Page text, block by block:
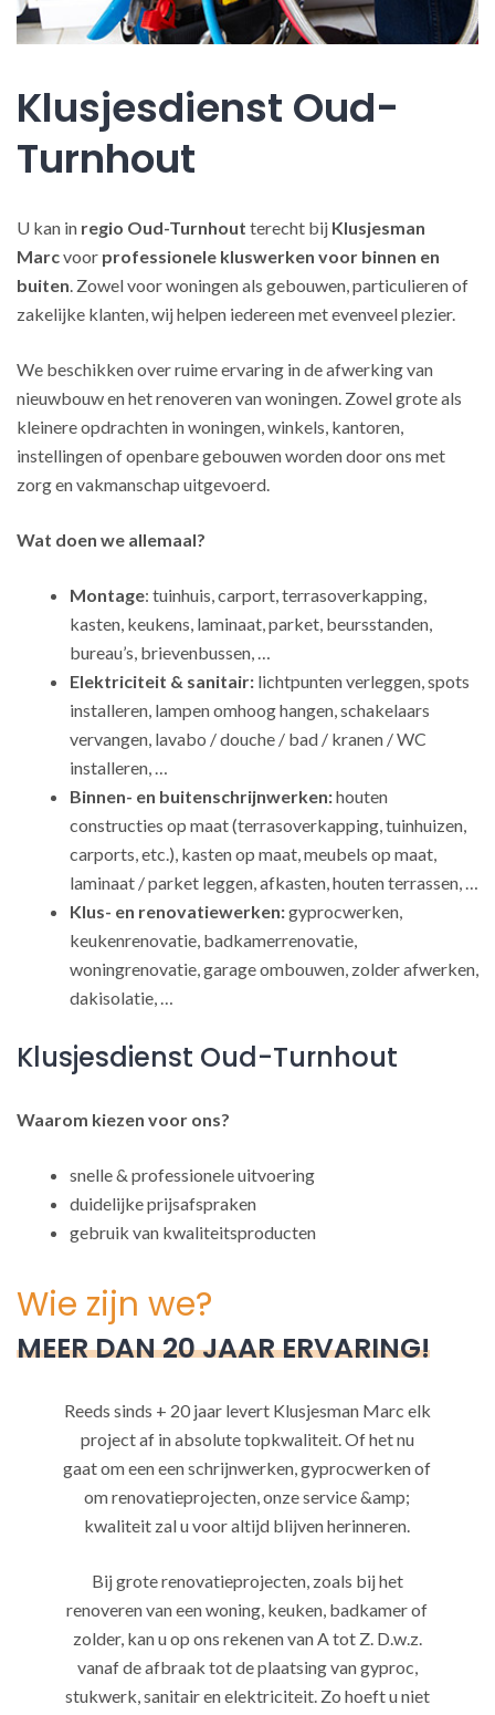
Klusjesdienst Oud-
Turnhout
U kan in regio Oud-Turnhout terecht bij Klusjesman
Marcvoor professionele kluswerken voor binnen en
buiten. Zowel voor woningen als gebouwen, particulieren of
zakelijke klanten, wij helpen iedereen met evenveel plezier.
We beschikken over ruime ervaring in de afwerking van
nieuwbouw en het renoveren van woningen. Zowel grote als
kleinere opdrachten in woningen, winkels, kantoren,
instellingen of openbare gebouwen worden door ons met
zorg en vakmanschap uitgevoerd.
Wat doen we allemaal?
Montage: tuinhuis, carport, terrasoverkapping,
kasten, keukens, laminaat, parket, beursstanden,
bureau’s, brievenbussen, …
Elektriciteit & sanitair: lichtpunten verleggen, spots
installeren, lampen omhoog hangen, schakelaars
vervangen, lavabo / douche / bad / kranen / WC
installeren, …
Binnen- en buitenschrijnwerken:houten
constructies op maat (terrasoverkapping, tuinhuizen,
carports, etc.), kasten op maat, meubels op maat,
laminaat / parket leggen, afkasten, houten terrassen, …
Klus- en renovatiewerken:gyprocwerken,
keukenrenovatie, badkamerrenovatie,
woningrenovatie, garage ombouwen, zolder afwerken,
dakisolatie, …
Klusjesdienst Oud-Turnhout
Waarom kiezen voor ons?
snelle & professionele uitvoering
duidelijke prijsafspraken
gebruik van kwaliteitsproducten
Wie zijn we?
MEER DAN 20 JAAR ERVARING!
Reeds sinds + 20 jaar levert Klusjesman Marc elk
project af in absolute topkwaliteit. Of het nu
gaat om een een schrijnwerken, gyprocwerken of
om renovatieprojecten, onze service &amp;
kwaliteit zal u voor altijd blijven herinneren.
Bij grote renovatieprojecten, zoals bij het
renoveren van een woning, keuken, badkamer of
zolder, kan u op ons rekenen van A tot Z. D.w.z.
vanaf de afbraak tot de plaatsing van gyproc,
stukwerk, sanitair en elektriciteit. Zo hoeft u niet